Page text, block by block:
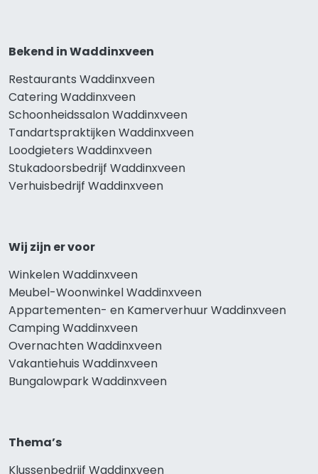
Bekend in Waddinxveen
Restaurants Waddinxveen
Catering Waddinxveen
Schoonheidssalon Waddinxveen
Tandartspraktijken Waddinxveen
Loodgieters Waddinxveen
Stukadoorsbedrijf Waddinxveen
Verhuisbedrijf Waddinxveen
Wij zijn er voor
Winkelen Waddinxveen
Meubel-Woonwinkel Waddinxveen
Appartementen- en Kamerverhuur Waddinxveen
Camping Waddinxveen
Overnachten Waddinxveen
Vakantiehuis Waddinxveen
Bungalowpark Waddinxveen
Thema’s
Klussenbedrijf Waddinxveen